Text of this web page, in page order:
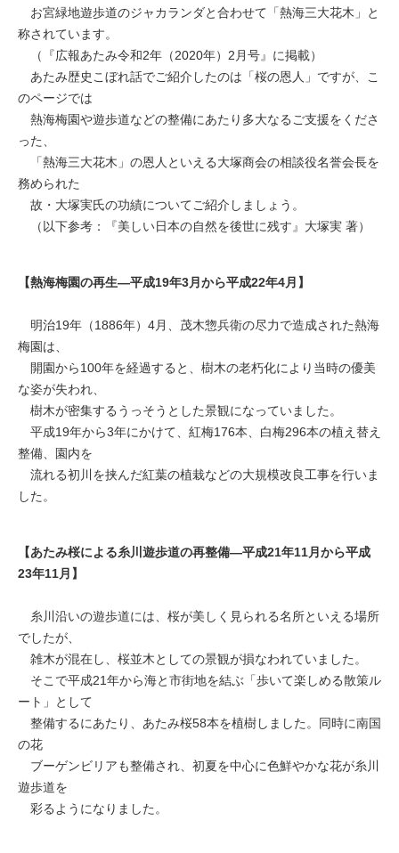
お宮緑地遊歩道のジャカランダと合わせて「熱海三大花木」と
称されています。
（『広報あたみ令和2年（2020年）2月号』に掲載）
あたみ歴史こぼれ話でご紹介したのは「桜の恩人」ですが、こ
のページでは
熱海梅園や遊歩道などの整備にあたり多大なるご支援をくださ
った、
「熱海三大花木」の恩人といえる大塚商会の相談役名誉会長を
務められた
故・大塚実氏の功績についてご紹介しましょう。
（以下参考：『美しい日本の自然を後世に残す』大塚実 著）
【熱海梅園の再生―平成19年3月から平成22年4月】
明治19年（1886年）4月、茂木惣兵衛の尽力で造成された熱海
梅園は、
開園から100年を経過すると、樹木の老朽化により当時の優美
な姿が失われ、
樹木が密集するうっそうとした景観になっていました。
平成19年から3年にかけて、紅梅176本、白梅296本の植え替え
整備、園内を
流れる初川を挟んだ紅葉の植栽などの大規模改良工事を行いま
した。
【あたみ桜による糸川遊歩道の再整備―平成21年11月から平成
23年11月】
糸川沿いの遊歩道には、桜が美しく見られる名所といえる場所
でしたが、
雑木が混在し、桜並木としての景観が損なわれていました。
そこで平成21年から海と市街地を結ぶ「歩いて楽しめる散策ル
ート」として
整備するにあたり、あたみ桜58本を植樹しました。同時に南国
の花
ブーゲンビリアも整備され、初夏を中心に色鮮やかな花が糸川
遊歩道を
彩るようになりました。